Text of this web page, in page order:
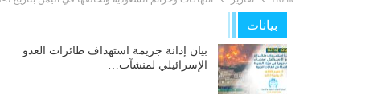
بيانات
بيان إدانة جريمة استهداف طائرات العدو
الإسرائيلي لمنشآت…